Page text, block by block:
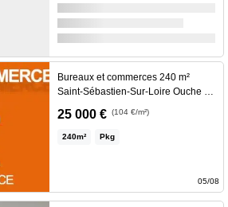
25 000 € (104 €/m²)
Bureaux et commerces 240 m²
Saint-Sébastien-Sur-Loire Ouche Quinet
Implantez-vous dans une zone
accès rapide aux principaux
axes routiers.Nous vous
240m² Pkg
05/08